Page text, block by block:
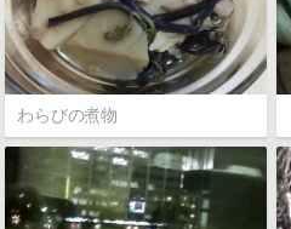
わらびの煮物